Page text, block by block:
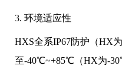
3. 环境适应性
HXS全系IP67防护（HX
至-40℃~+85℃（HX为-